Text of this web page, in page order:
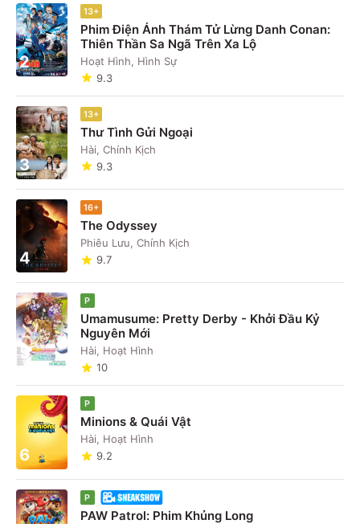
2
13+
Phim Điện Ảnh Thám Tử Lừng Danh Conan:
Thiên Thần Sa Ngã Trên Xa Lộ
Hoạt Hình, Hình Sự
9.3
3
13+
Thư Tình Gửi Ngoại
Hài, Chính Kịch
9.3
4
16+
The Odyssey
Phiêu Lưu, Chính Kịch
9.7
5
P
Umamusume: Pretty Derby - Khởi Đầu Kỷ
Nguyên Mới
Hài, Hoạt Hình
10
6
P
Minions & Quái Vật
Hài, Hoạt Hình
9.2
P
PAW Patrol: Phim Khủng Long